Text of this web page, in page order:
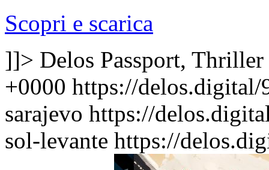
Scopri e scarica
]]> Delos Passport, Thriller
+0000 https://
sarajevo https://
sol-levante https://